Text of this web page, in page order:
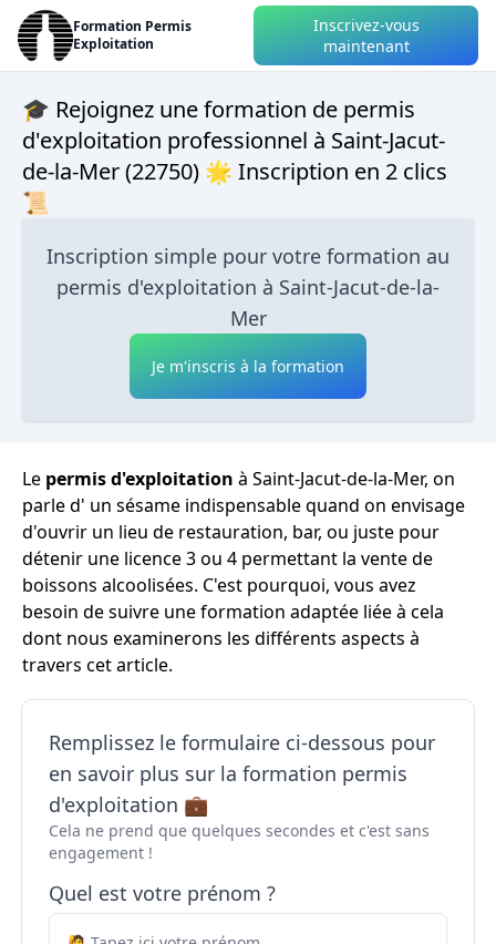
Formation Permis
Exploitation
Inscrivez-vous
maintenant
🎓 Rejoignez une formation de permis
d'exploitation professionnel à Saint-Jacut-
de-la-Mer (22750) 🌟 Inscription en 2 clics
📜
Inscription simple pour votre formation au
permis d'exploitation à Saint-Jacut-de-la-
Mer
Je m'inscris à la formation
Le permis d'exploitation à Saint-Jacut-de-la-Mer, on
parle d' un sésame indispensable quand on envisage
d'ouvrir un lieu de restauration, bar, ou juste pour
détenir une licence 3 ou 4 permettant la vente de
boissons alcoolisées. C'est pourquoi, vous avez
besoin de suivre une formation adaptée liée à cela
dont nous examinerons les différents aspects à
travers cet article.
Remplissez le formulaire ci-dessous pour
en savoir plus sur la formation permis
d'exploitation 💼
Cela ne prend que quelques secondes et c'est sans
engagement !
Quel est votre prénom ?